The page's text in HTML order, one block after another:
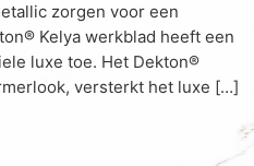
zorgen voor een
Kelya werkblad heeft een
luxe toe. Het Dekton®
versterkt het luxe […]